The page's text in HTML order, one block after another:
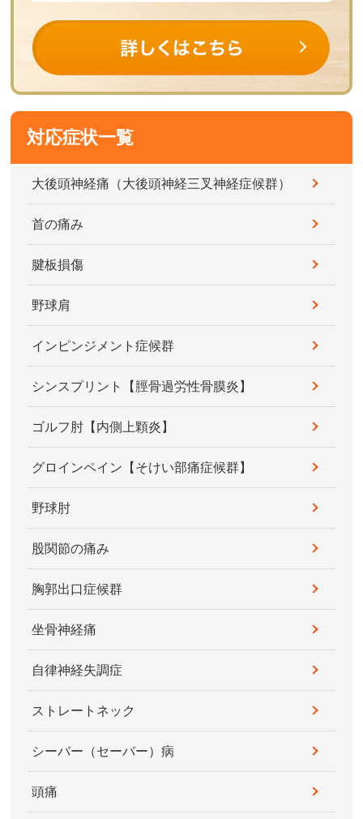
対応症状一覧
大後頭神経痛（大後頭神経三叉神経症候群）
首の痛み
腱板損傷
野球肩
インピンジメント症候群
シンスプリント【脛骨過労性骨膜炎】
ゴルフ肘【内側上顆炎】
グロインペイン【そけい部痛症候群】
野球肘
股関節の痛み
胸郭出口症候群
坐骨神経痛
自律神経失調症
ストレートネック
シーバー（セーバー）病
頭痛